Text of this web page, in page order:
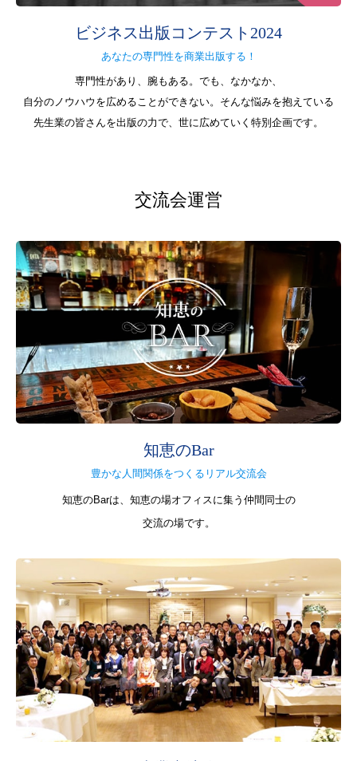
ビジネス出版コンテスト2024
あなたの専門性を商業出版する！
専門性があり、腕もある。でも、なかなか、
自分のノウハウを広めることができない。そんな悩みを抱えている
先生業の皆さんを出版の力で、世に広めていく特別企画です。
交流会運営
知恵のBar
豊かな人間関係をつくるリアル交流会
知恵のBarは、知恵の場オフィスに集う仲間同士の
交流の場です。